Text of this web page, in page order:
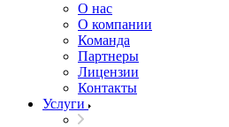
О нас
О компании
Команда
Партнеры
Лицензии
Контакты
Услуги